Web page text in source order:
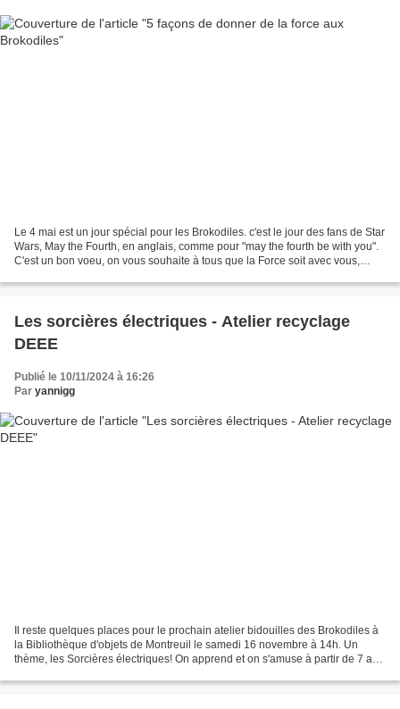
Le 4 mai est un jour spécial pour les Brokodiles. c'est le jour des fans de Star
Wars, May the Fourth, en anglais, comme pour "may the fourth be with you".
C'est un bon voeu, on vous souhaite à tous que la Force soit avec vous,
Les sorcières électriques - Atelier recyclage
DEEE
Publié le 10/11/2024 à 16:26
Par yannigg
Il reste quelques places pour le prochain atelier bidouilles des Brokodiles à
la Bibliothèque d'objets de Montreuil le samedi 16 novembre à 14h. Un
thème, les Sorcières électriques! On apprend et on s'amuse à partir de 7 ans